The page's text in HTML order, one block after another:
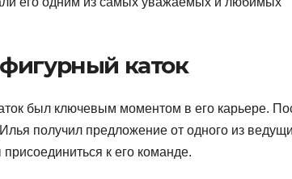
каток
был ключевым моментом в его карьере.
получил предложение от одного из
к его команде.